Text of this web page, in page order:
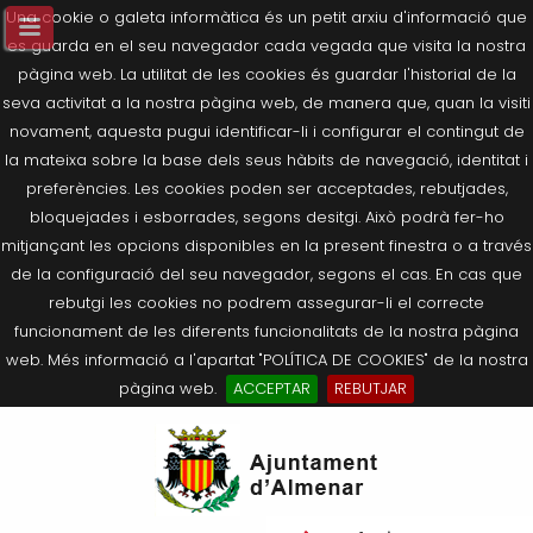
Una cookie o galeta informàtica és un petit arxiu d'informació que
es guarda en el seu navegador cada vegada que visita la nostra
pàgina web. La utilitat de les cookies és guardar l'historial de la
seva activitat a la nostra pàgina web, de manera que, quan la visiti
novament, aquesta pugui identificar-li i configurar el contingut de
la mateixa sobre la base dels seus hàbits de navegació, identitat i
preferències. Les cookies poden ser acceptades, rebutjades,
bloquejades i esborrades, segons desitgi. Això podrà fer-ho
mitjançant les opcions disponibles en la present finestra o a través
de la configuració del seu navegador, segons el cas. En cas que
rebutgi les cookies no podrem assegurar-li el correcte
funcionament de les diferents funcionalitats de la nostra pàgina
web. Més informació a l'apartat "POLÍTICA DE COOKIES" de la nostra
pàgina web.
ACCEPTAR
REBUTJAR
Salutació de l’Alcaldessa
Composició Consistori
Agricultura, Ramaderia i Medi
Què és la Seu Electrònica?
Últimes publicacions